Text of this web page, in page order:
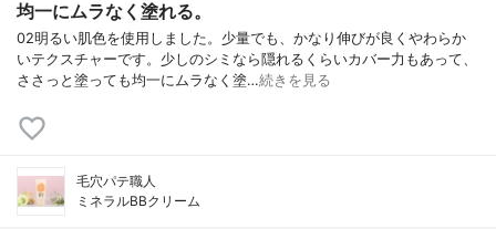
均一にムラなく塗れる。
02明るい肌色を使用しました。少量でも、かなり伸びが良くやわらか
いテクスチャーです。少しのシミなら隠れるくらいカバー力もあって、
ささっと塗っても均一にムラなく塗…続きを見る
毛穴パテ職人
ミネラルBBクリーム